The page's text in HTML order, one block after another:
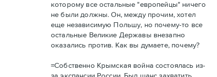
которому все остальные "европейцы" ничего
не были должны. Он, между прочим, хотел
еще независимую Польшу, но почему-то все
остальные Великие Державы внезапно
оказались против. Как вы думаете, почему?
=Собственно Крымская война состоялась из-